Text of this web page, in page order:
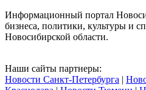
Информационный портал
бизнеса, политики, культуры и
Новосибирской области.
Наши сайты партнеры:
Новости Санкт-Петербурга |